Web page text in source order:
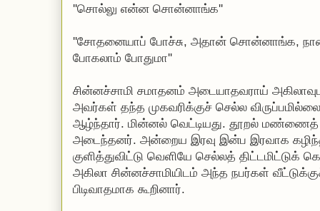
''சொல்லு என்ன சொன்னாங்க''
''சோதனையாப் போச்சு, அதான் சொன்னாங்க,
போகலாம் போதுமா''
சின்னச்சாமி சமாதனம் அடையாதவராய்
அவர்கள் தந்த முகவரிக்குச் செல்ல
ஆழ்ந்தார். மின்னல் வெட்டியது. தூறல் மண்ணைத்
அடைந்தனர். அன்றைய இரவு இன்ப இரவாக
குளித்துவிட்டு வெளியே செல்லத் திட்டமிட்டுக்
அகிலா சின்னச்சாமியிடம் அந்த நபர்கள்
பிடிவாதமாக கூறினார்.